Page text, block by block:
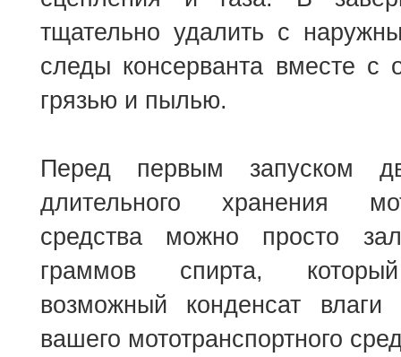
тщательно удалить с
следы консерванта вместе с
грязью и пылью.
Перед первым запуском
длительного хранения
средства можно просто
граммов спирта,
возможный конденсат
вашего мототранспортного